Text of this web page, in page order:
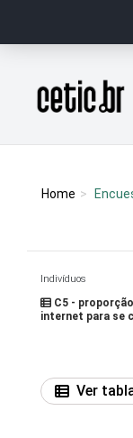
Página inicial
Home
Indivíduos
C5 -
internet para se
Ver